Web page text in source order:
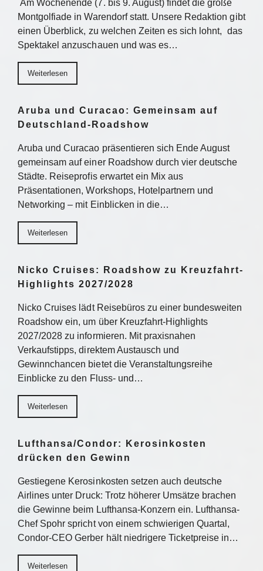
Am Wochenende (7. bis 9. August) findet die große
Montgolfiade in Warendorf statt. Unsere Redaktion gibt
einen Überblick, zu welchen Zeiten es sich lohnt, das
Spektakel anzuschauen und was es…
Weiterlesen
Aruba und Curacao: Gemeinsam auf
Deutschland-Roadshow
Aruba und Curacao präsentieren sich Ende August
gemeinsam auf einer Roadshow durch vier deutsche
Städte. Reiseprofis erwartet ein Mix aus
Präsentationen, Workshops, Hotelpartnern und
Networking – mit Einblicken in die…
Weiterlesen
Nicko Cruises: Roadshow zu Kreuzfahrt-
Highlights 2027/2028
Nicko Cruises lädt Reisebüros zu einer bundesweiten
Roadshow ein, um über Kreuzfahrt-Highlights
2027/2028 zu informieren. Mit praxisnahen
Verkaufstipps, direktem Austausch und
Gewinnchancen bietet die Veranstaltungsreihe
Einblicke zu den Fluss- und…
Weiterlesen
Lufthansa/Condor: Kerosinkosten
drücken den Gewinn
Gestiegene Kerosinkosten setzen auch deutsche
Airlines unter Druck: Trotz höherer Umsätze brachen
die Gewinne beim Lufthansa-Konzern ein. Lufthansa-
Chef Spohr spricht von einem schwierigen Quartal,
Condor-CEO Gerber hält niedrigere Ticketpreise in…
Weiterlesen